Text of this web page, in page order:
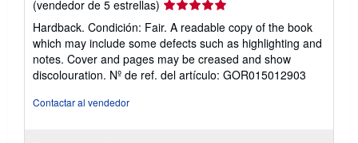
(vendedor de 5 estrellas) Calificación
del
vendedor:
5
de
5
Hardback. Condición: Fair. A readable copy of the book
which may include some defects such as highlighting and
notes. Cover and pages may be creased and show
discolouration. Nº de ref. del artículo: GOR015012903
Contactar al vendedor